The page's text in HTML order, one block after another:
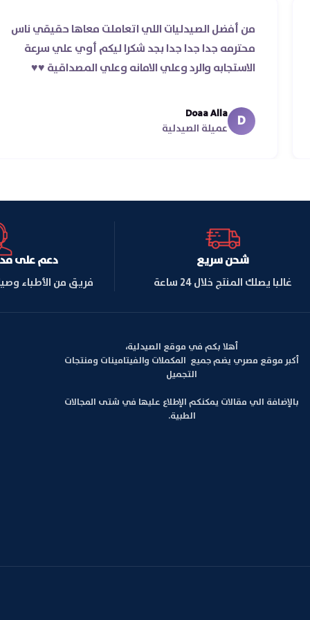
من أفضل الصيدليات اللي اتعاملت معاها
محترمه جدا جدا جدا بجد شكرا ليكم أوي علي
الاستجابه والرد وعلي الامانه وعلي المصداقية
D
عميلة الصيدلية
شحن سريع
غالبا يصلك المنتج خلال 24 ساعة
دعم على مدار
فريق من الأطباء
أهلا بكم في موقع الصيدلية،
أكبر موقع مصري يضم جميع المكملات والفيتامينات ومنتجات
التجميل
بالإضافة الي مقالات يمكنكم الإطلاع عليها في شتى المجالات
الطبية.